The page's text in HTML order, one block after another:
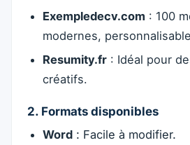
Exempledecv.com : 100
modernes,
Resumity.fr: Idéal pour
créatifs.
2. Formats disponibles
Word: Facile à modifier.